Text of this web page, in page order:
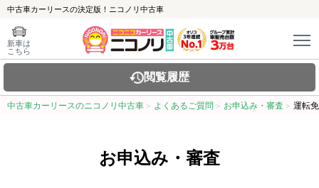
中古車カーリースの決定版！ニコノリ中古車
新車は
こちら
閲覧履歴
中古車カーリースのニコノリ中古車 よくあるご質問 お申込み・審査 運転
お申込み・審査